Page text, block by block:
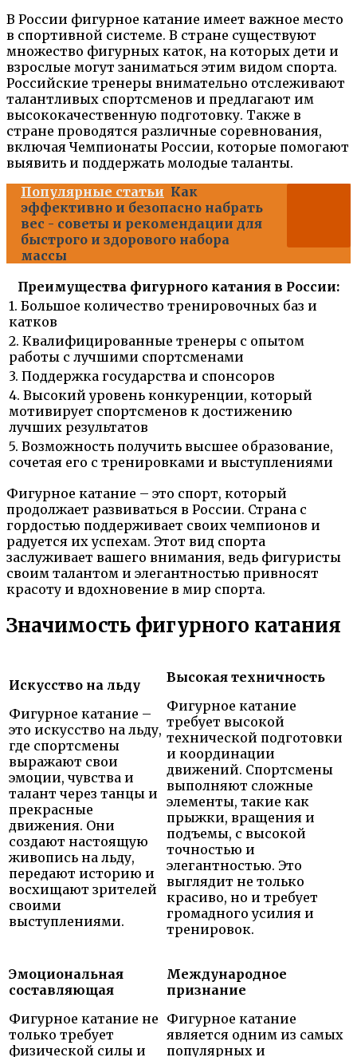
В России фигурное катание имеет важное место
в спортивной системе. В стране существуют
множество фигурных каток, на которых дети и
взрослые могут заниматься этим видом спорта.
Российские тренеры внимательно отслеживают
талантливых спортсменов и предлагают им
высококачественную подготовку. Также в
стране проводятся различные соревнования,
включая Чемпионаты России, которые помогают
выявить и поддержать молодые таланты.
Популярные статьи Как
эффективно и безопасно набрать
вес - советы и рекомендации для
быстрого и здорового набора
массы
Преимущества фигурного катания в России:
1. Большое количество тренировочных баз и
катков
2. Квалифицированные тренеры с опытом
работы с лучшими спортсменами
3. Поддержка государства и спонсоров
4. Высокий уровень конкуренции, который
мотивирует спортсменов к достижению
лучших результатов
5. Возможность получить высшее образование,
сочетая его с тренировками и выступлениями
Фигурное катание – это спорт, который
продолжает развиваться в России. Страна с
гордостью поддерживает своих чемпионов и
радуется их успехам. Этот вид спорта
заслуживает вашего внимания, ведь фигуристы
своим талантом и элегантностью привносят
красоту и вдохновение в мир спорта.
Значимость фигурного катания
Искусство на льду
Фигурное катание –
это искусство на льду,
где спортсмены
выражают свои
эмоции, чувства и
талант через танцы и
прекрасные
движения. Они
создают настоящую
живопись на льду,
передают историю и
восхищают зрителей
своими
выступлениями.
Высокая техничность
Фигурное катание
требует высокой
технической подготовки
и координации
движений. Спортсмены
выполняют сложные
элементы, такие как
прыжки, вращения и
подъемы, с высокой
точностью и
элегантностью. Это
выглядит не только
красиво, но и требует
громадного усилия и
тренировок.
Эмоциональная
составляющая
Фигурное катание не
только требует
физической силы и
Международное
признание
Фигурное катание
является одним из самых
популярных и